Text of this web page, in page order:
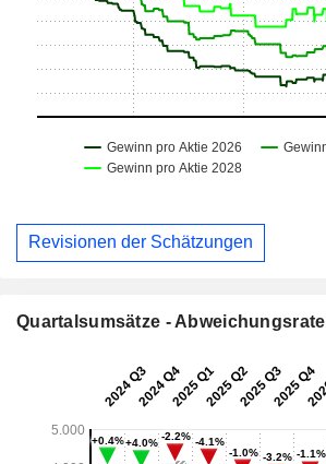
Revisionen der Schätzungen
Quartalsumsätze - Abweichungsrate